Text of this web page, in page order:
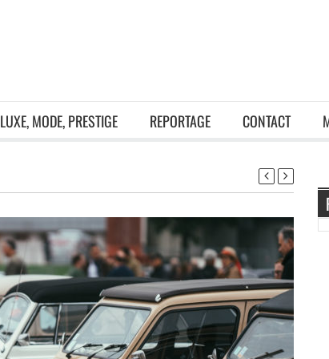
LUXE, MODE, PRESTIGE REPORTAGE CONTACT